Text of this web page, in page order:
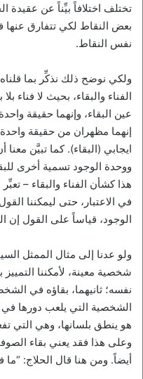
تختلف اختلافاً بيِّناً عن عقيدة
بعض النقاط لكي تتفارق
نفس النقاط.
ولكي نوضح ذلك نذكِّر بما
الفناء والبقاء، بحيث لا فناء
عين البقاء، وإنهما حقيقة
إنهما مظهران من حقيقة
ايجابي (البقاء). كما تبيَّن
ووحدة الوجود تسمية أخرى
هذا كشأن الفناء والبقاء –
في الاعتبار، حتى ليمكننا
الوجود، قياساً على القول إن
ولو عدنا إلى مثال الممثل
شخصية معينة، لأمكننا التمييز
نفسه؛ ثانيهما، بقاؤه في
الشخصية التي يلعب دورها في
هو ينطق بلسانها، وهي التي
وعلى هذا فقد يعني بقاء
أيضاً. ومن هنا قال الحلاج: “ما